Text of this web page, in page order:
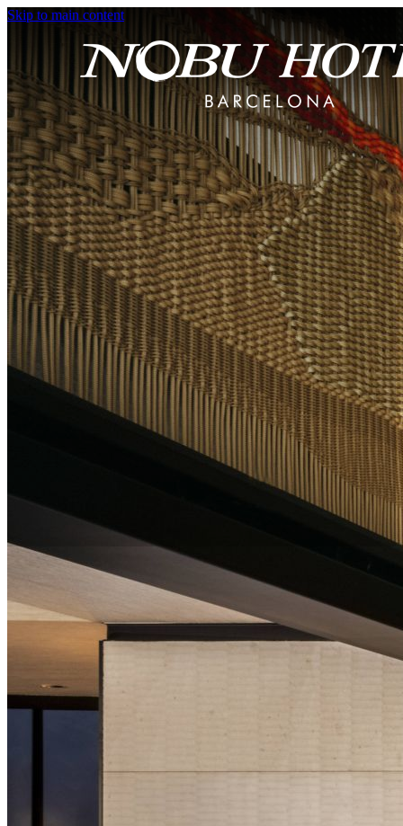
Skip to main content
Politique de confidentialité
Pour Nobu, votre vie privée est une affaire sérieuse.
C’est pourquoi nous nous engageons à protéger
vos informations personnelles.
La présente déclaration de confidentialité décrit les
modalités de collecte, d’utilisation, de protection et
de partage des données à caractère personnel vous
concernant, recueillies auprès de vous ou fournies
par vos soins lors d’une visite dans l’un de nos
https://www.nobuhotels.com/) (ci-après le «Site